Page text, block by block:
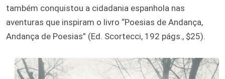
também conquistou a cidadania espanhola nas
aventuras que inspiram o livro “Poesias de Andança,
Andança de Poesias” (Ed. Scortecci, 192 págs., $25).